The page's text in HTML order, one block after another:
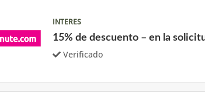
INTERES
15% de descuento – en la
Verificado